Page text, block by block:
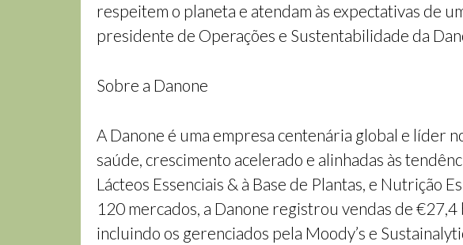
respeitem o planeta e atendam às expectativas de
presidente de Operações e Sustentabilidade da
Sobre a Danone
A Danone é uma empresa centenária global e líder
saúde, crescimento acelerado e alinhadas às
Lácteos Essenciais & à Base de Plantas, e Nutrição
120 mercados, a Danone registrou vendas de
incluindo os gerenciados pela Moody’s e